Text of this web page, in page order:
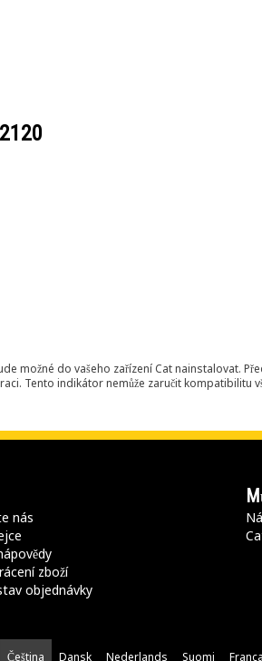
možné do vašeho zařízení Cat nainstalovat.
Tento indikátor nemůže zaručit kompatibilitu
nás
zboží
objednávky
Čeština Dansk Nederlands Suomi